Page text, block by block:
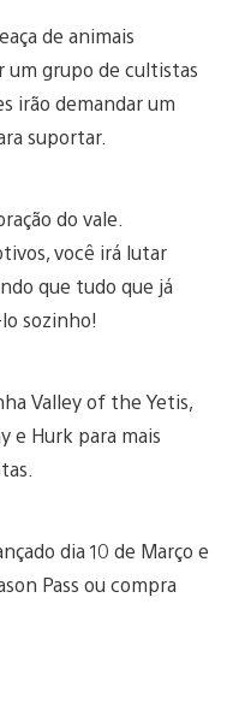
de animais
grupo de cultistas
irão demandar um
suportar.
do vale.
você irá lutar
que tudo que já
sozinho!
Valley of the Yetis,
e Hurk para mais
dia 10 de Março e
Pass ou compra